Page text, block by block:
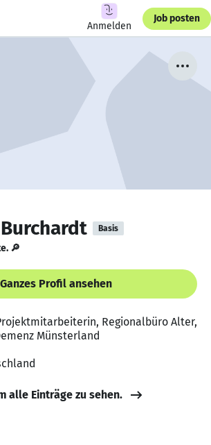
Anmelden
Job posten
Basis
🔎
Ganzes Profil ansehen
Regionalbüro Alter,
Münsterland
alle Einträge zu sehen.